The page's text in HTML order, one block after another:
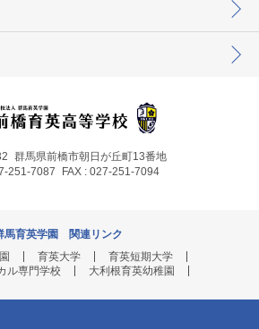
群馬県前橋市朝日が丘町13番地
251-7087
FAX : 027-251-7094
馬育英学園 関連リンク
育英大学
育英短期大学
ル専門学校
大利根育英幼稚園